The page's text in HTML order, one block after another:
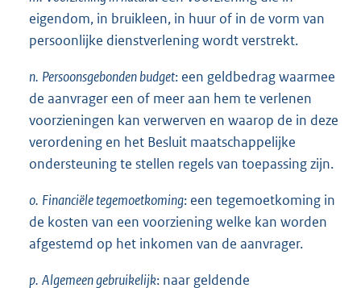
eigendom, in bruikleen, in huur of in de vorm van
persoonlijke dienstverlening wordt verstrekt.
n. Persoonsgebonden budget: een geldbedrag waarmee
de aanvrager een of meer aan hem te verlenen
voorzieningen kan verwerven en waarop de in deze
verordening en het Besluit maatschappelijke
ondersteuning te stellen regels van toepassing zijn.
o. Financiële tegemoetkoming: een tegemoetkoming in
de kosten van een voorziening welke kan worden
afgestemd op het inkomen van de aanvrager.
p. Algemeen gebruikelijk: naar geldende